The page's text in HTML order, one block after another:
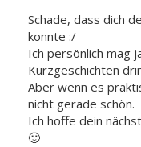
Schade, dass dich
konnte :/
Ich persönlich mag
Kurzgeschichten
Aber wenn es
nicht gerade schön.
Ich hoffe dein
🙂